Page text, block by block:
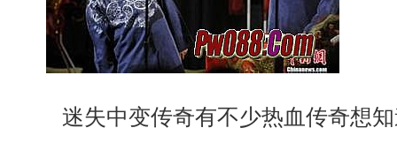
迷失中变传奇有不少热血传奇想